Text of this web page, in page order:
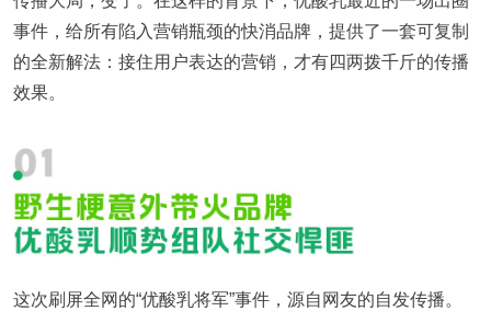
事件，给所有陷入营销瓶颈的快消品牌，提供了一套可复制
的全新解法：接住用户表达的营销，才有四两拨千斤的传播
效果。
这次刷屏全网的“优酸乳将军”事件，源自网友的自发传播。